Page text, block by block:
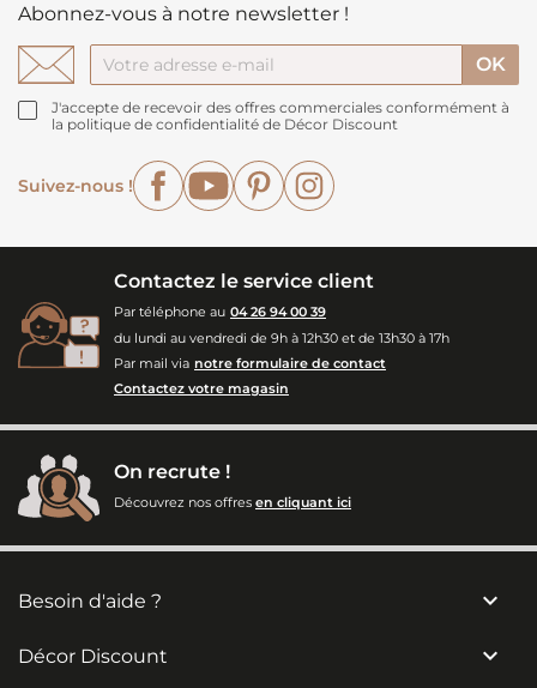
Abonnez-vous à notre newsletter !
J'accepte de recevoir des offres commerciales conformément à
la politique de confidentialité de Décor Discount
Suivez-nous !
FacebookYouTubePinterest
Contactez le service client
Par téléphone au 04 26 94 00 39
du lundi au vendredi de 9h à 12h30 et de 13h30 à 17h
Par mail via notre formulaire de contact
Contactez votre magasin
On recrute !
Découvrez nos offres en cliquant ici
Besoin d'aide ? 
Décor Discount 